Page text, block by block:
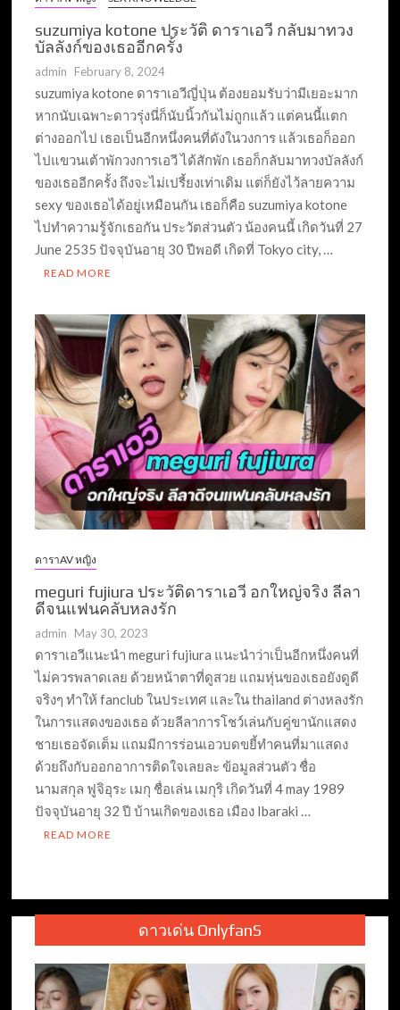
suzumiya kotone ประวัติ ดาราเอวี กลับมาทวง
บัลลังก์ของเธออีกครั้ง
admin February 8, 2024
suzumiya kotone ดาราเอวีญี่ปุ่น ต้องยอมรับว่ามีเยอะมาก
หากนับเฉพาะดาวรุ่งนี่ก็นับนิ้วกันไม่ถูกแล้ว แต่คนนี้แตก
ต่างออกไป เธอเป็นอีกหนึ่งคนที่ดังในวงการ แล้วเธอก็ออก
ไปแขวนเต้าพักวงการเอวี ได้สักพัก เธอก็กลับมาทวงบัลลังก์
ของเธออีกครั้ง ถึงจะไม่เปรี้ยงเท่าเดิม แต่ก็ยังไว้ลายความ
sexy ของเธอได้อยู่เหมือนกัน เธอก็คือ suzumiya kotone
ไปทำความรู้จักเธอกัน ประวัตส่วนตัว น้องคนนี้ เกิดวันที่ 27
June 2535 ปัจจุบันอายุ 30 ปีพอดี เกิดที่ Tokyo city, …
READ MORE
ดาราAV หญิง
meguri fujiura ประวัติดาราเอวี อกใหญ่จริง ลีลา
ดีจนแฟนคลับหลงรัก
admin May 30, 2023
ดาราเอวีแนะนำ meguri fujiura แนะนำว่าเป็นอีกหนึ่งคนที่
ไม่ควรพลาดเลย ด้วยหน้าตาที่ดูสวย แถมหุ่นของเธอยังดูดี
จริงๆ ทำให้ fanclub ในประเทศ และใน thailand ต่างหลงรัก
ในการแสดงของเธอ ด้วยลีลาการโชว์เล่นกับคู่ขานักแสดง
ชายเธอจัดเต็ม แถมมีการร่อนเอวบดขยี้ทำคนที่มาแสดง
ด้วยถึงกับออกอาการติดใจเลยละ ข้อมูลส่วนตัว ชื่อ
นามสกุล ฟูจิอุระ เมกุ ชื่อเล่น เมกุริ เกิดวันที่ 4 may 1989
ปัจจุบันอายุ 32 ปี บ้านเกิดของเธอ เมือง Ibaraki …
READ MORE
ดาวเด่น OnlyfanS